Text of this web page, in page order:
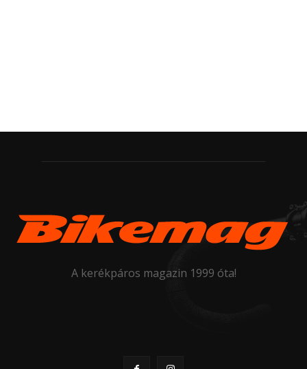
A kerékpáros magazin 1999 óta!